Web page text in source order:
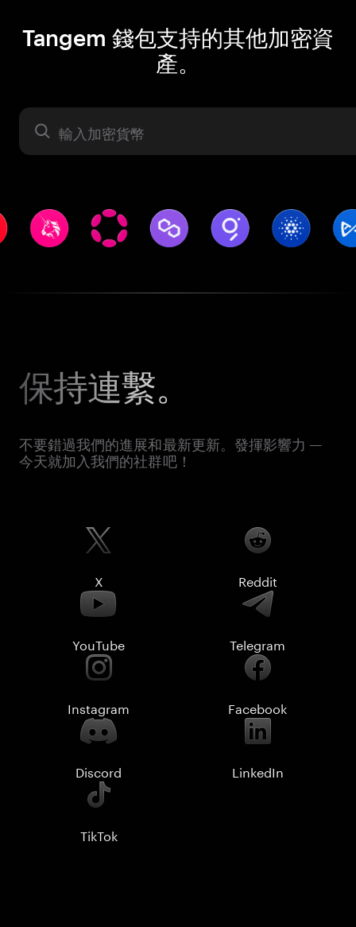
Tangem 錢包支持的其他加密資
產。
資產
保持連繫。
不要錯過我們的進展和最新更新。發揮影響力 —
今天就加入我們的社群吧！
X Reddit
YouTube Telegram
Instagram Facebook
Discord LinkedIn
TikTok